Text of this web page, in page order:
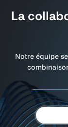
La
Notre équipe